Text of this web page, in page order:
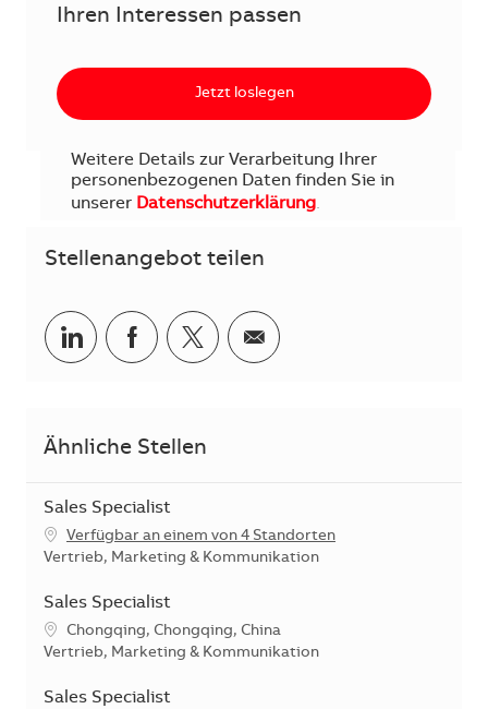
Ihren Interessen passen
Jetzt loslegen
Weitere Details zur Verarbeitung Ihrer
personenbezogenen Daten finden Sie in
unserer Datenschutzerklärung.
Stellenangebot teilen
Teilen via LinkedIn
Teilen via Facebook
Teilen via Twitter
Teilen via E-Mail
Ähnliche Stellen
Sales Specialist
Verfügbar an einem von 4 Standorten
Kategorie
Vertrieb, Marketing & Kommunikation
Sales Specialist
Standort
Chongqing, Chongqing, China
Kategorie
Vertrieb, Marketing & Kommunikation
Sales Specialist